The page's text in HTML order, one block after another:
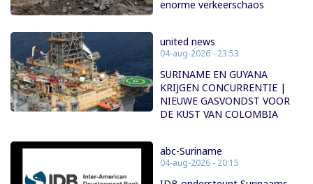
enorme verkeerschaos
united news
04-aug-2026 - 23:53
SURINAME EN GUYANA
KRIJGEN CONCURRENTIE |
NIEUWE GASVONDST VOOR
DE KUST VAN COLOMBIA
abc-Suriname
04-aug-2026 - 20:15